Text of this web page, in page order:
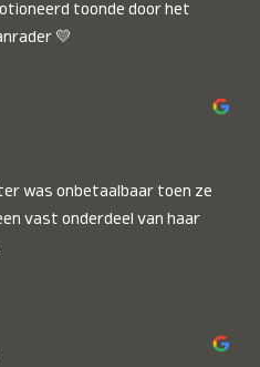
toonde door het
💛
was onbetaalbaar toen ze
vast onderdeel van haar